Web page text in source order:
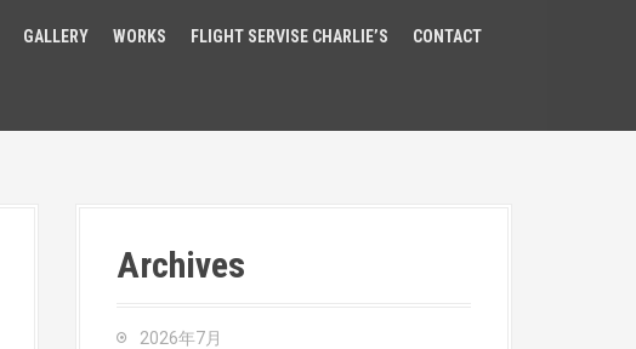
GALLERY WORKS FLIGHT SERVISE CHARLIE’S CONTACT
Archives
2026年7月